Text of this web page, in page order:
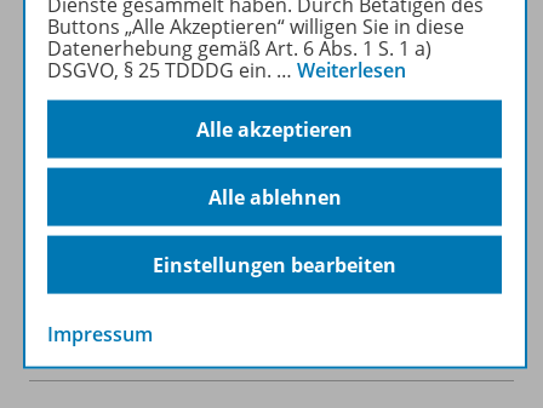
Informationen
Beschreibung
Weitere Inhalte der Ausgabe
Buttons „Alle Akzeptieren“ willigen Sie in diese
Datenerhebung gemäß Art. 6 Abs. 1 S. 1 a)
DSGVO, § 25 TDDDG ein. … Weiterlesen
Alle akzeptieren
Alle ablehnen
Einstellungen bearbeiten
Impressum